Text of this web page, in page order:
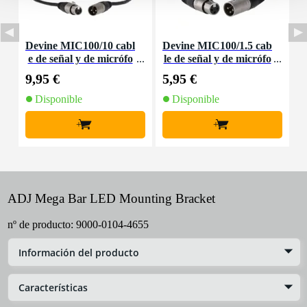
Devine MIC100/10 cabl
e de señal y de micrófo
9,95 €
Disponible
+
Devine MIC100/1.5 cab
le de señal y de micrófo
5,95 €
Disponible
+
ADJ Mega Bar LED Mounting Bracket
nº de producto: 9000-0104-4655
Información del producto
Características